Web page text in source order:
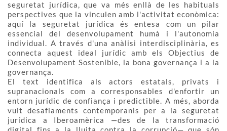
seguretat jurídica, que va més enllà de les habituals
perspectives que la vinculen amb l'activitat econòmica:
aquí la seguretat jurídica és entesa com un pilar
essencial del desenvolupament humà i l'autonomia
individual. A través d'una anàlisi interdisciplinària, es
connecta aquest ideal jurídic amb els Objectius de
Desenvolupament Sostenible, la bona governança i a la
governança.
El text identifica als actors estatals, privats i
supranacionals com a corresponsables d'enfortir un
entorn jurídic de confiança i predictible. A més, aborda
vuit desafiaments contemporanis per a la seguretat
jurídica a Iberoamèrica —des de la transformació